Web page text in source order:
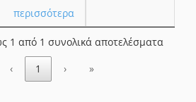
περισσότερα
1 από 1 συνολικά αποτελέσματα
‹ 1 › »